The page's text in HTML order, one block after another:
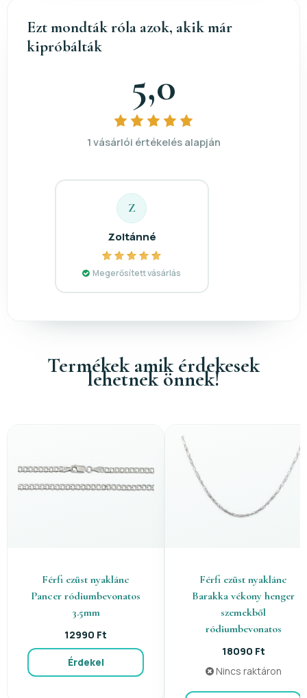
Ezt mondták róla azok, akik már
kipróbálták
5,0
1 vásárlói értékelés alapján
Z
Zoltánné
Megerősített vásárlás
Termékek amik érdekesek
lehetnek önnek!
Férfi ezüst nyaklánc
Pancer ródiumbevonatos
3.5mm
12990 Ft
Érdekel
Férfi ezüst nyaklánc
Barakka vékony henger
szemekből
ródiumbevonatos
18090 Ft
Nincs raktáron